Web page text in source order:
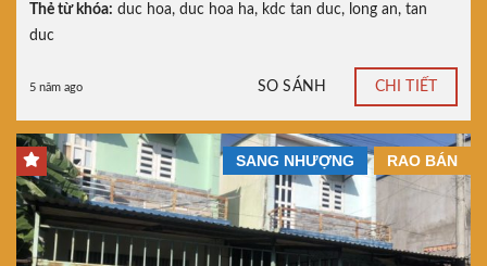
Thẻ từ khóa: duc hoa, duc hoa ha, kdc tan duc, long an, tan
duc
5 năm ago SO SÁNH CHI TIẾT
RAO BÁN
SANG NHƯỢNG